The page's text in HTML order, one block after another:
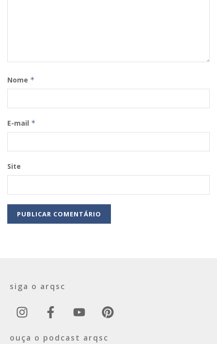
Nome *
E-mail *
Site
siga o arqsc
ouça o podcast arqsc